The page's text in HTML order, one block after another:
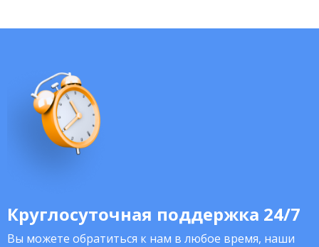
Круглосуточная поддержка 24/7
Вы можете обратиться к нам в любое время, наши